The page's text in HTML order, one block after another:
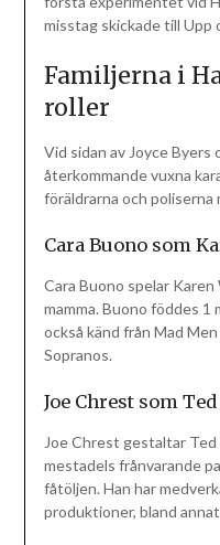
misstag skickade till Upp
Familjerna i
roller
Vid sidan av Joyce Byers
återkommande vuxna
föräldrarna och poliserna
Cara Buono som
Cara Buono spelar
mamma. Buono föddes 1
också känd från Mad
Sopranos.
Joe Chrest som
Joe Chrest gestaltar
mestadels frånvarande
fåtöljen. Han har
produktioner, bland